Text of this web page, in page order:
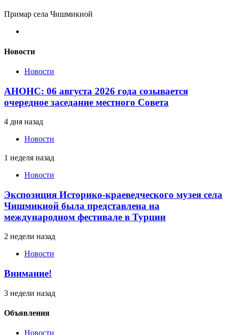
Примар села Чишмикиой
Новости
Новости
АНОНС: 06 августа 2026 года созывается
очередное заседание местного Совета
4 дня назад
Новости
1 неделя назад
Новости
Экспозиция Историко-краеведческого музея села
Чишмикиой была представлена на
международном фестивале в Турции
2 недели назад
Новости
Внимание!
3 недели назад
Объявления
Новости